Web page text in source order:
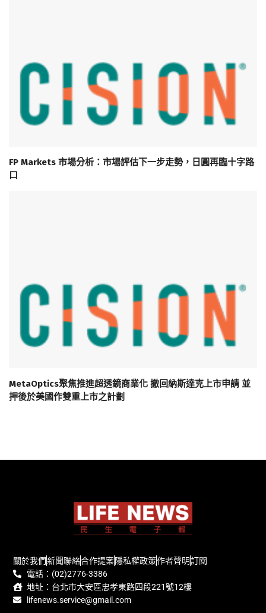
FP Markets 市場分析：市場評估下一步走勢，日圓再臨十字路
口
MetaOptics聚焦推進超透鏡商業化 撤回納斯達克上市申請 並
押後於美國作雙重上市之計劃
關於我們新聞聯絡合作提案隱私權政策作者聲明訂閱
電話：(02)2776-3386
地址：台北市大安區忠孝東路四段221號12樓
lifenews.service@gmail.com